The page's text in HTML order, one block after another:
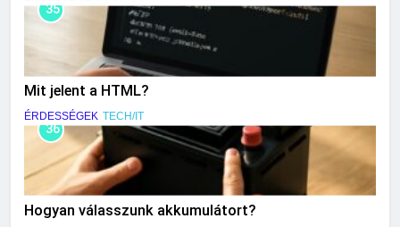
35
Mit jelent a HTML?
ÉRDESSÉGEK TECH/IT
36
Hogyan válasszunk akkumulátort?